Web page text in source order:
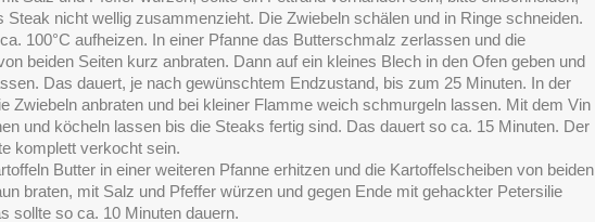
Steak nicht wellig zusammenzieht. Die Zwiebeln schälen und in Ringe schneiden.
100°C aufheizen. In einer Pfanne das Butterschmalz zerlassen und die
beiden Seiten kurz anbraten. Dann auf ein kleines Blech in den Ofen geben und
Das dauert, je nach gewünschtem Endzustand, bis zum 25 Minuten. In der
Zwiebeln anbraten und bei kleiner Flamme weich schmurgeln lassen. Mit dem Vin
und köcheln lassen bis die Steaks fertig sind. Das dauert so ca. 15 Minuten. Der
komplett verkocht sein.
Butter in einer weiteren Pfanne erhitzen und die Kartoffelscheiben von beiden
braten, mit Salz und Pfeffer würzen und gegen Ende mit gehackter Petersilie
sollte so ca. 10 Minuten dauern.